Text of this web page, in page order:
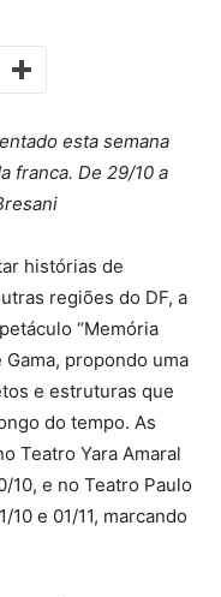
esta semana
franca. De 29/10 a
histórias de
regiões do DF, a
“Memória
propondo uma
e estruturas que
do tempo. As
Teatro Yara Amaral
10, e no Teatro Paulo
10 e 01/11, marcando